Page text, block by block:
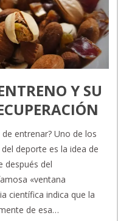
Y SU
entrenar? Uno de los
deporte es la idea de
después del
«ventana
científica indica que la
de esa…